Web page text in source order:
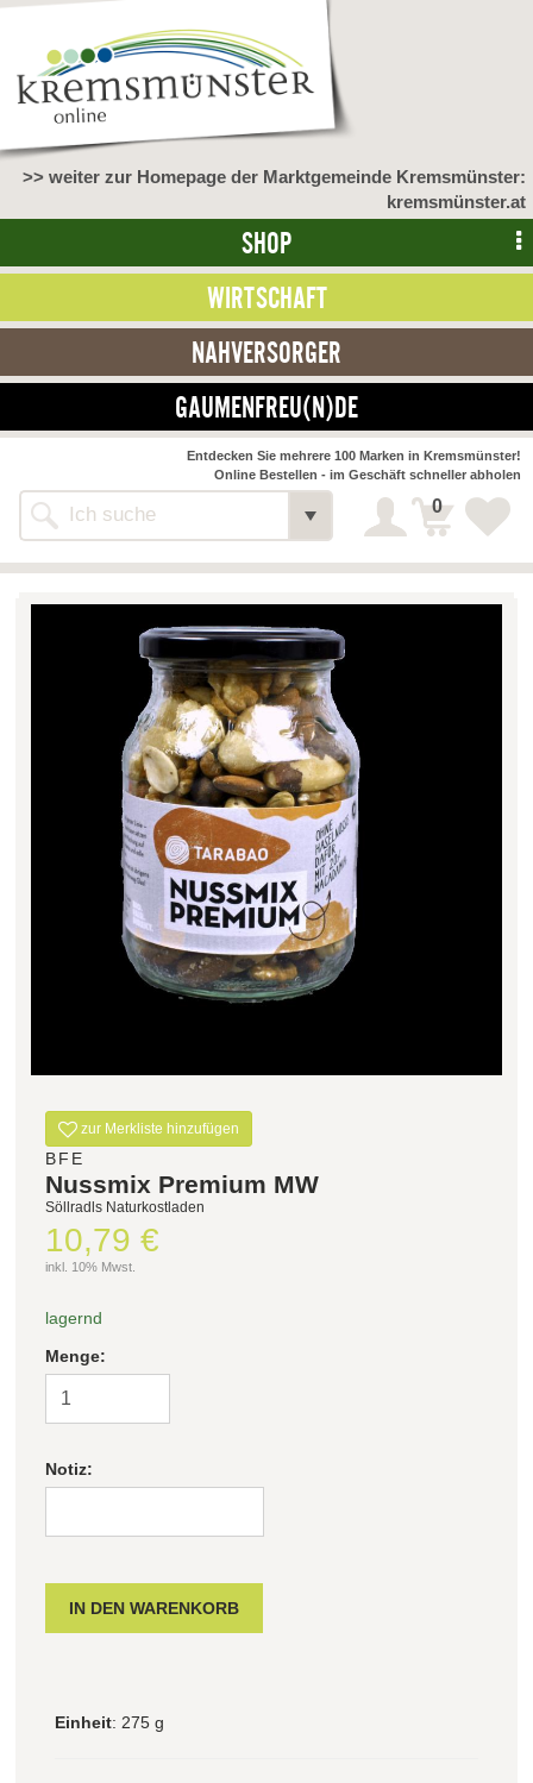
>> weiter zur Homepage der Marktgemeinde Kremsmünster:
kremsmünster.at
SHOP
WIRTSCHAFT
NAHVERSORGER
GAUMENFREU(N)DE
Alle Webseiten
Entdecken Sie mehrere 100 Marken in Kremsmünster!
Online Bestellen - im Geschäft schneller abholen
0
NAHVERSORGER
>> Bauernmarkt << Detail
Bäckerei-Konditorei-Café
Biohof Öllinger Detail
Fleischerei Hüthmayr Detail
Hofladen Hoffelner Detail
Kuglbauer - Familie Bischof Detail
La Toscana Anita Wolf e.U. Detail
Söllradls Naturkostladen Detail
Stiftsgärtnerei Detail
Weinkellerei Stift
Kremsmünster
Detail
Detail
Filter zurücksetzen
zur Merkliste hinzufügen
BFE
Nussmix Premium MW
Söllradls Naturkostladen
10,79 €
inkl. 10% Mwst.
lagernd
Menge:
Notiz:
Einheit: 275 g